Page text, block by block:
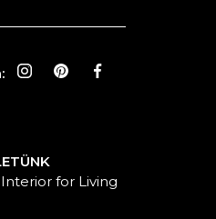
for Living